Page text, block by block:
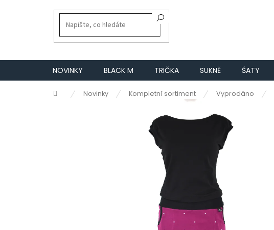
NOVINKY BLACK M TRIČKA SUKNĚ ŠATY
Domů Novinky Kompletní sortiment Vyprodáno